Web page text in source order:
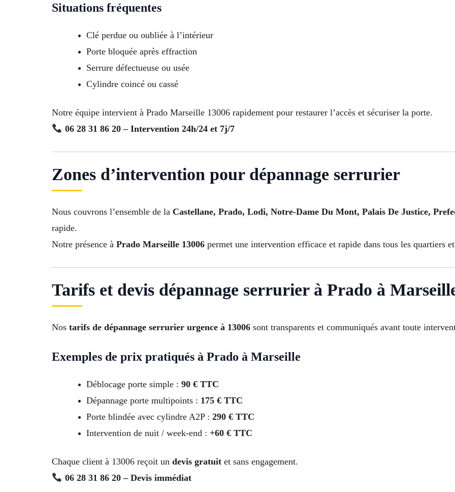
Situations fréquentes
Clé perdue ou oubliée à l’intérieur
Porte bloquée après effraction
Serrure défectueuse ou usée
Cylindre coincé ou cassé
Notre équipe intervient à Prado Marseille 13006 rapidement pour restaurer l’accès et sécuriser la porte.
06 28 31 86 20 – Intervention 24h/24 et 7j/7
Zones d’intervention pour dépannage serrurier
Nous couvrons l’ensemble de la Castellane, Prado, Lodi, Notre-Dame Du Mont, Palais De Justice,
rapide.
Notre présence à Prado Marseille 13006 permet une intervention efficace et rapide dans tous les quartiers
Tarifs et devis dépannage serrurier à Prado à
Nos tarifs de dépannage serrurier urgence à 13006 sont transparents et communiqués avant toute
Exemples de prix pratiqués à Prado à Marseille
Déblocage porte simple : 90 € TTC
Dépannage porte multipoints : 175 € TTC
Porte blindée avec cylindre A2P : 290 € TTC
Intervention de nuit / week-end : +60 € TTC
Chaque client à 13006 reçoit un devis gratuit et sans engagement.
06 28 31 86 20 – Devis immédiat